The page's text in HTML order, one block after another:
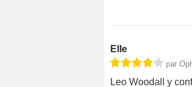
Elle
par
Leo Woodall y